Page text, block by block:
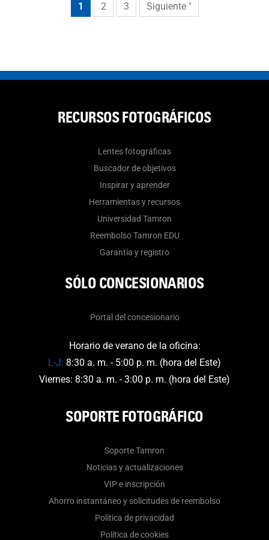
1 2 3 Siguiente "
RECURSOS FOTOGRÁFICOS
Lentes fotográficas
Buscador de objetivos
Inspirar y aprender
Herramientas y recursos
Universidad Tamron
Reembolso Tamron EDU
Garantía y registro
SÓLO CONCESIONARIOS
Portal del concesionario
Horario de verano de la oficina:
L-J: 8:30 a. m. - 5:00 p. m. (hora del Este)
Viernes: 8:30 a. m. - 3:00 p. m. (hora del Este)
SOPORTE FOTOGRÁFICO
Soporte Tamron
Noticias y actualizaciones
VIP e inscripción
Ahorro instantáneo y solicitudes de reembolso
Política de privacidad
Política de cookies